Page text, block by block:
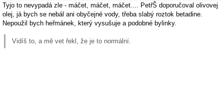
Tyjo to nevypadá zle - máčet, máčet, máčet.... PetřŠ doporučoval olivovej
olej, já bych se nebál ani obyčejné vody, třeba slabý roztok betadine.
Nepoužil bych heřmánek, který vysušuje a podobné bylinky.
Vidíš to, a mě vet řekl, že je to normální.